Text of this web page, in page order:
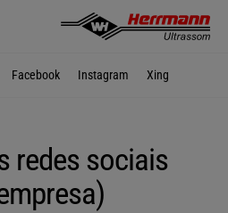
Trabalho Downloads
español
Facebook Instagram Xing
redes sociais